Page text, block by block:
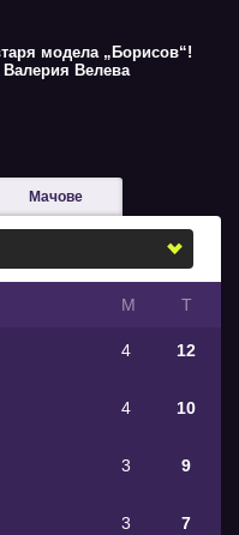
модела „Борисов“!
Велева
Мачове
М Т
4 12
4 10
3 9
3 7